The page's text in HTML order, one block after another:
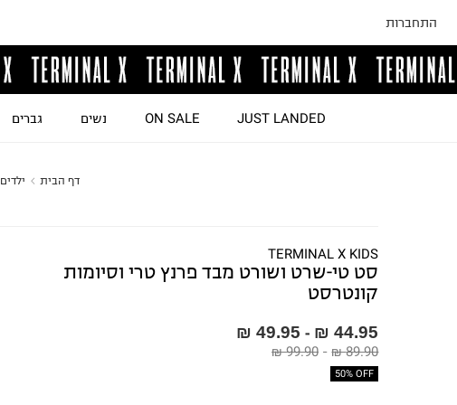
התחברות
JUST LANDED
ON SALE נשים גברים
דף הבית ילדים
TERMINAL X KIDS
סט טי-שרט ושורט מבד פרנץ טרי וסיומות
קונטרסט
44.95 ₪
-
49.95 ₪
89.90 ₪
-
99.90 ₪
50% OFF